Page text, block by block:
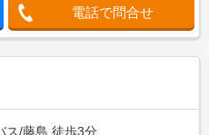
電話で問合せ
ス/藤島 徒歩3分